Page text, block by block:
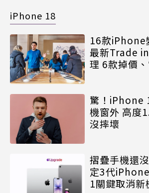
iPhone 18
16款iPhone
最新Trade
理 6款掉價
驚！iPhone
機窗外 高度
沒摔壞
摺疊手機還
定3代
1關鍵取消新